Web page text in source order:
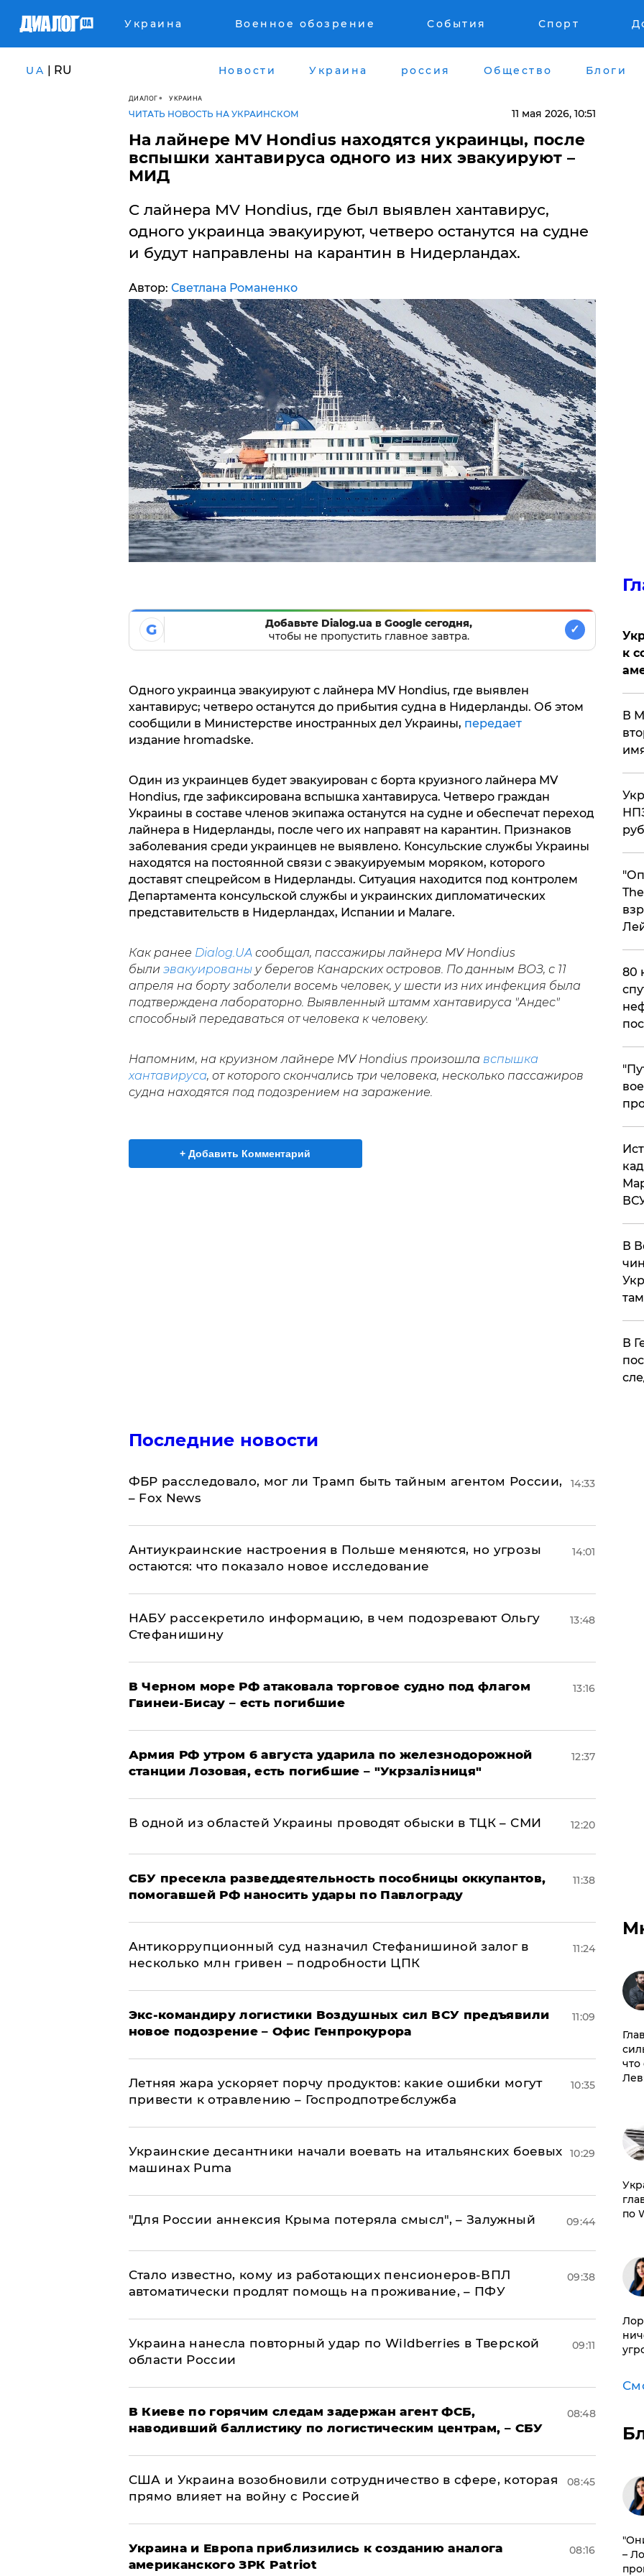
Украина Военное обозрение События Спорт
UA | RU Новости Украина россия Общество Блоги
ДИАЛОГ УКРАИНА
ЧИТАТЬ НОВОСТЬ НА УКРАИНСКОМ 11 мая 2026, 10:51
На лайнере MV Hondius находятся украинцы, после
вспышки хантавируса одного из них эвакуируют –
МИД
С лайнера MV Hondius, где был выявлен хантавирус,
одного украинца эвакуируют, четверо останутся на судне
и будут направлены на карантин в Нидерландах.
Автор: Светлана Романенко
G
Добавьте Dialog.ua в Google сегодня,
чтобы не пропустить главное завтра.
✓
Одного украинца эвакуируют с лайнера MV Hondius, где выявлен
хантавирус; четверо останутся до прибытия судна в Нидерланды. Об этом
сообщили в Министерстве иностранных дел Украины, передает
издание hromadske.
Один из украинцев будет эвакуирован с борта круизного лайнера MV
Hondius, где зафиксирована вспышка хантавируса. Четверо граждан
Украины в составе членов экипажа останутся на судне и обеспечат переход
лайнера в Нидерланды, после чего их направят на карантин. Признаков
заболевания среди украинцев не выявлено. Консульские службы Украины
находятся на постоянной связи с эвакуируемым моряком, которого
доставят спецрейсом в Нидерланды. Ситуация находится под контролем
Департамента консульской службы и украинских дипломатических
представительств в Нидерландах, Испании и Малаге.
Как ранее Dialog.UA сообщал, пассажиры лайнера MV Hondius
были эвакуированыу берегов Канарских островов. По данным ВОЗ, с 11
апреля на борту заболели восемь человек, у шести из них инфекция была
подтверждена лабораторно. Выявленный штамм хантавируса "Андес"
способный передаваться от человека к человеку.
Напомним, на круизном лайнере MV Hondius произошла вспышка
хантавируса, от которого скончались три человека, несколько пассажиров
судна находятся под подозрением на заражение.
+ Добавить Комментарий
Последние новости
ФБР расследовало, мог ли Трамп быть тайным агентом России,
– Fox News
14:33
Антиукраинские настроения в Польше меняются, но угрозы
остаются: что показало новое исследование
14:01
НАБУ рассекретило информацию, в чем подозревают Ольгу
Стефанишину
13:48
В Черном море РФ атаковала торговое судно под флагом
Гвинеи-Бисау – есть погибшие
13:16
Армия РФ утром 6 августа ударила по железнодорожной
станции Лозовая, есть погибшие – "Укрзалізниця"
12:37
В одной из областей Украины проводят обыски в ТЦК – СМИ 12:20
СБУ пресекла разведдеятельность пособницы оккупантов,
помогавшей РФ наносить удары по Павлограду
11:38
Антикоррупционный суд назначил Стефанишиной залог в
несколько млн гривен – подробности ЦПК
11:24
Экс-командиру логистики Воздушных сил ВСУ предъявили
новое подозрение – Офис Генпрокурора
11:09
Летняя жара ускоряет порчу продуктов: какие ошибки могут
привести к отравлению – Госпродпотребслужба
10:35
Украинские десантники начали воевать на итальянских боевых
машинах Puma
10:29
"Для России аннексия Крыма потеряла смысл", – Залужный 09:44
Стало известно, кому из работающих пенсионеров-ВПЛ
автоматически продлят помощь на проживание, – ПФУ
09:38
Украина нанесла повторный удар по Wildberries в Тверской
области России
09:11
В Киеве по горячим следам задержан агент ФСБ,
наводивший баллистику по логистическим центрам, – СБУ
08:48
США и Украина возобновили сотрудничество в сфере, которая
прямо влияет на войну с Россией
08:45
Украина и Европа приблизились к созданию аналога
американского ЗРК Patriot
08:16
к
В
80
В
​В
что
по
–